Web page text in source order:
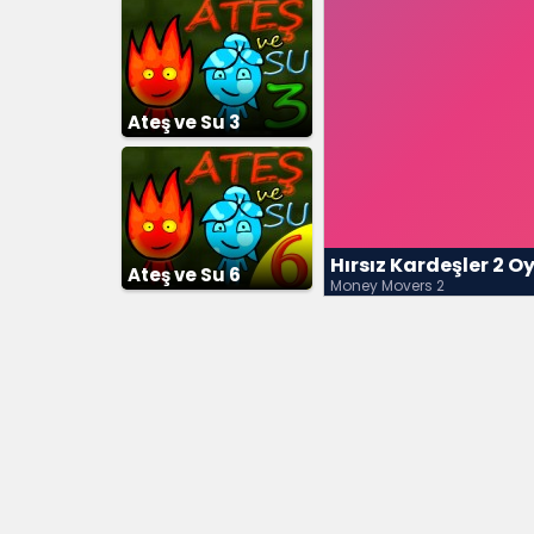
Ateş ve Su 3
Ateş ve Su 6 Hırsız Kardeşler 2
Money Movers 2